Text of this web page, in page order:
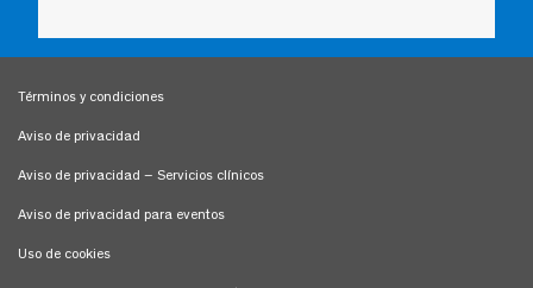
Términos y condiciones
Aviso de privacidad
Aviso de privacidad – Servicios clínicos
Aviso de privacidad para eventos
Uso de cookies